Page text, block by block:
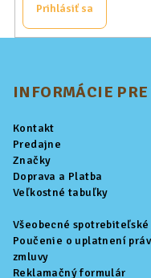
Prihlásiť sa
INFORMÁCIE PRE
Kontakt
Predajne
Značky
Doprava a Platba
Veľkostné tabuľky
Všeobecné
Poučenie o uplatnení
zmluvy
Reklamačný formulár